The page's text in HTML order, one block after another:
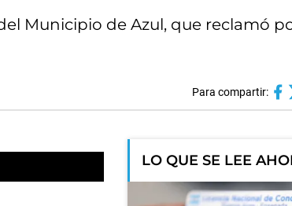
Municipio de Azul, que reclamó
Para compartir:
LO QUE SE LEE